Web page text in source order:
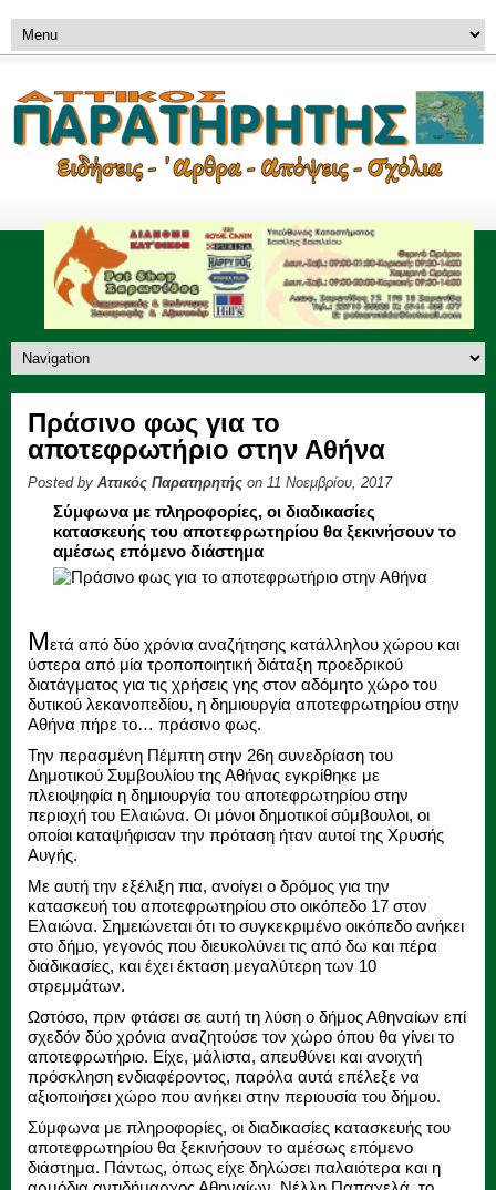
Πράσινο φως για το
αποτεφρωτήριο στην Αθήνα
Posted by Αττικός Παρατηρητής on 11 Νοεμβρίου, 2017
Σύμφωνα με πληροφορίες, οι διαδικασίες
κατασκευής του αποτεφρωτηρίου θα ξεκινήσουν το
αμέσως επόμενο διάστημα
Μετά από δύο χρόνια αναζήτησης κατάλληλου χώρου και
ύστερα από μία τροποποιητική διάταξη προεδρικού
διατάγματος για τις χρήσεις γης στον αδόμητο χώρο του
δυτικού λεκανοπεδίου, η δημιουργία αποτεφρωτηρίου στην
Αθήνα πήρε το… πράσινο φως.
Την περασμένη Πέμπτη στην 26η συνεδρίαση του
Δημοτικού Συμβουλίου της Αθήνας εγκρίθηκε με
πλειοψηφία η δημιουργία του αποτεφρωτηρίου στην
περιοχή του Ελαιώνα. Οι μόνοι δημοτικοί σύμβουλοι, οι
οποίοι καταψήφισαν την πρόταση ήταν αυτοί της Χρυσής
Αυγής.
Με αυτή την εξέλιξη πια, ανοίγει ο δρόμος για την
κατασκευή του αποτεφρωτηρίου στο οικόπεδο 17 στον
Ελαιώνα. Σημειώνεται ότι το συγκεκριμένο οικόπεδο ανήκει
στο δήμο, γεγονός που διευκολύνει τις από δω και πέρα
διαδικασίες, και έχει έκταση μεγαλύτερη των 10
στρεμμάτων.
Ωστόσο, πριν φτάσει σε αυτή τη λύση ο δήμος Αθηναίων επί
σχεδόν δύο χρόνια αναζητούσε τον χώρο όπου θα γίνει το
αποτεφρωτήριο. Είχε, μάλιστα, απευθύνει και ανοιχτή
πρόσκληση ενδιαφέροντος, παρόλα αυτά επέλεξε να
αξιοποιήσει χώρο που ανήκει στην περιουσία του δήμου.
Σύμφωνα με πληροφορίες, οι διαδικασίες κατασκευής του
αποτεφρωτηρίου θα ξεκινήσουν το αμέσως επόμενο
διάστημα. Πάντως, όπως είχε δηλώσει παλαιότερα και η